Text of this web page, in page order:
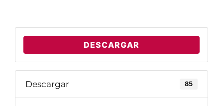
DESCARGAR
Descargar 85